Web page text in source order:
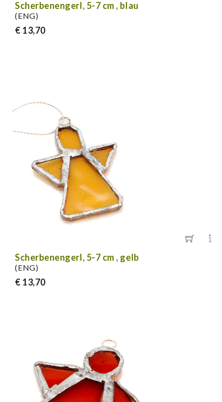
Scherbenengerl, 5-7 cm , blau
(ENG)
€ 13,70
Scherbenengerl, 5-7 cm , gelb
(ENG)
€ 13,70